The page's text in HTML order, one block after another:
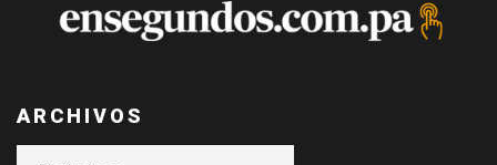
ARCHIVOS